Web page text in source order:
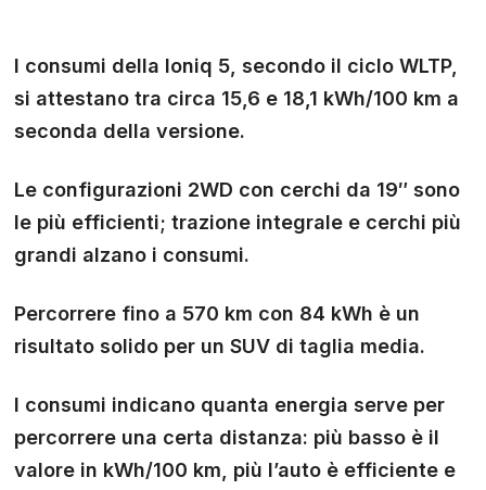
I consumi della Ioniq 5, secondo il ciclo WLTP,
si attestano tra circa 15,6 e 18,1 kWh/100 km a
seconda della versione.
Le configurazioni 2WD con cerchi da 19″ sono
le più efficienti; trazione integrale e cerchi più
grandi alzano i consumi.
Percorrere fino a 570 km con 84 kWh è un
risultato solido per un SUV di taglia media.
I consumi indicano quanta energia serve per
percorrere una certa distanza: più basso è il
valore in kWh/100 km, più l’auto è efficiente e